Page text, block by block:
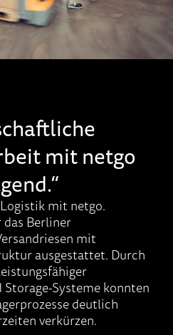
mit netgo
mit netgo.
das Berliner
mit
ausgestattet. Durch
Storage-Systeme konnten
deutlich
verkürzen.